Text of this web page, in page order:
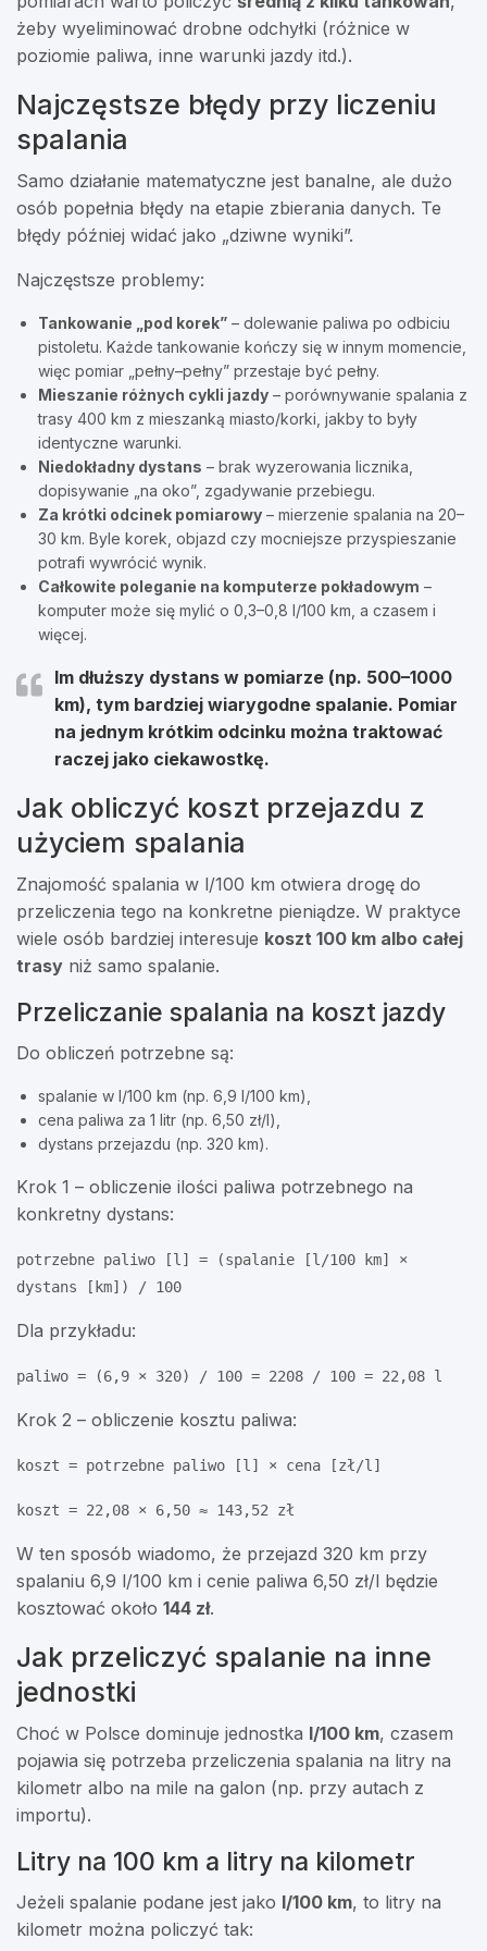
żeby wyeliminować drobne odchyłki (różnice w
poziomie paliwa, inne warunki jazdy itd.).
Najczęstsze błędy przy liczeniu
spalania
Samo działanie matematyczne jest banalne, ale dużo
osób popełnia błędy na etapie zbierania danych. Te
błędy później widać jako „dziwne wyniki”.
Najczęstsze problemy:
Tankowanie „pod korek” – dolewanie paliwa po odbiciu
pistoletu. Każde tankowanie kończy się w innym momencie,
więc pomiar „pełny–pełny” przestaje być pełny.
Mieszanie różnych cykli jazdy – porównywanie spalania z
trasy 400 km z mieszanką miasto/korki, jakby to były
identyczne warunki.
Niedokładny dystans – brak wyzerowania licznika,
dopisywanie „na oko”, zgadywanie przebiegu.
Za krótki odcinek pomiarowy – mierzenie spalania na 20–
30 km. Byle korek, objazd czy mocniejsze przyspieszanie
potrafi wywrócić wynik.
Całkowite poleganie na komputerze pokładowym –
komputer może się mylić o 0,3–0,8 l/100 km, a czasem i
więcej.
Im dłuższy dystans w pomiarze (np. 500–1000
km), tym bardziej wiarygodne spalanie. Pomiar
na jednym krótkim odcinku można traktować
raczej jako ciekawostkę.
Jak obliczyć koszt przejazdu z
użyciem spalania
Znajomość spalania w l/100 km otwiera drogę do
przeliczenia tego na konkretne pieniądze. W praktyce
wiele osób bardziej interesuje koszt 100 km albo całej
trasy niż samo spalanie.
Przeliczanie spalania na koszt jazdy
Do obliczeń potrzebne są:
spalanie w l/100 km (np. 6,9 l/100 km),
cena paliwa za 1 litr (np. 6,50 zł/l),
dystans przejazdu (np. 320 km).
Krok 1 – obliczenie ilości paliwa potrzebnego na
konkretny dystans:
potrzebne paliwo [l] = (spalanie [l/100 km] ×
dystans [km]) / 100
Dla przykładu:
paliwo = (6,9 × 320) / 100 = 2208 / 100 = 22,08 l
Krok 2 – obliczenie kosztu paliwa:
koszt = potrzebne paliwo [l] × cena [zł/l]
koszt = 22,08 × 6,50 ≈ 143,52 zł
W ten sposób wiadomo, że przejazd 320 km przy
spalaniu 6,9 l/100 km i cenie paliwa 6,50 zł/l będzie
kosztować około 144 zł.
Jak przeliczyć spalanie na inne
jednostki
Choć w Polsce dominuje jednostka l/100 km, czasem
pojawia się potrzeba przeliczenia spalania na litry na
kilometr albo na mile na galon (np. przy autach z
importu).
Litry na 100 km a litry na kilometr
Jeżeli spalanie podane jest jako l/100 km, to litry na
kilometr można policzyć tak: